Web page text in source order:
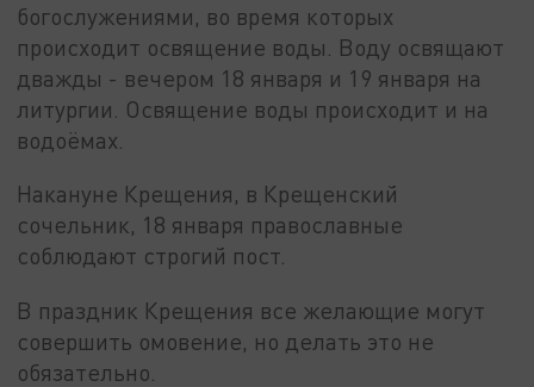
богослужениями, во время которых
происходит освящение воды. Воду освящают
дважды - вечером 18 января и 19 января на
литургии. Освящение воды происходит и на
водоёмах.
Накануне Крещения, в Крещенский
сочельник, 18 января православные
соблюдают строгий пост.
В праздник Крещения все желающие могут
совершить омовение, но делать это не
обязательно.